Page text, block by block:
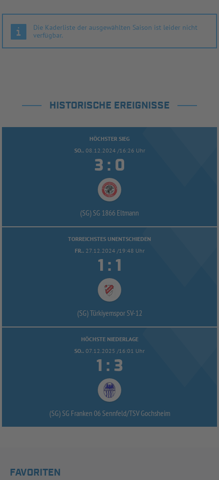
Die Kaderliste der ausgewählten Saison ist leider nicht
verfügbar.
HISTORISCHE EREIGNISSE
HÖCHSTER SIEG
SO.. 08.12.2024 /16:26 Uhr
 : 
(SG) SG 1866 Eltmann
TORREICHSTES UNENTSCHIEDEN
FR.. 27.12.2024 /19:48 Uhr
 : 
(SG) Türkiyemspor SV-12
HÖCHSTE NIEDERLAGE
SO.. 07.12.2025 /16:01 Uhr
 : 
(SG) SG Franken 06 Sennfeld/TSV Gochsheim
FAVORITEN